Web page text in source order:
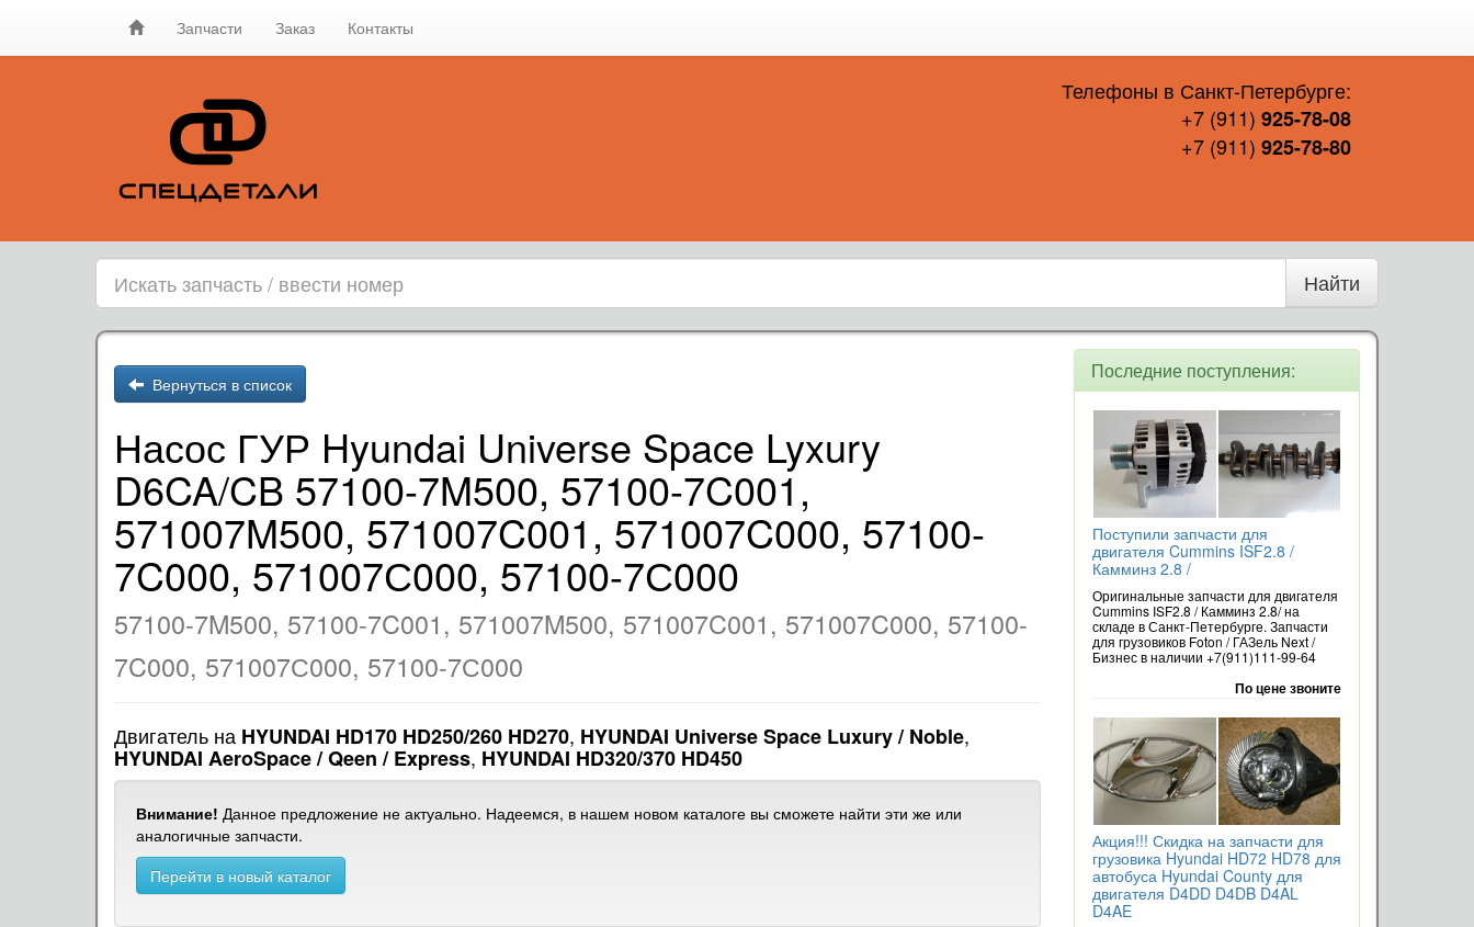
Запчасти Заказ Контакты
Телефоны в Санкт-Петербурге:
+7 (911) 925-78-08
+7 (911) 925-78-80
Найти
Вернуться в список
Насос ГУР Hyundai Universe Space Lyxury
D6CA/CB 57100-7M500, 57100-7C001,
571007M500, 571007C001, 571007C000, 57100-
7C000, 571007С000, 57100-7С000
57100-7M500, 57100-7C001, 571007M500, 571007C001, 571007C000, 57100-
7C000, 571007С000, 57100-7С000
Двигатель на HYUNDAI HD170 HD250/260 HD270, HYUNDAI Universe Space Luxury / Noble,
HYUNDAI AeroSpace / Qeen / Express, HYUNDAI HD320/370 HD450
Внимание! Данное предложение не актуально. Надеемся, в нашем новом каталоге вы сможете найти эти же или
аналогичные запчасти.
Перейти в новый каталог
Последние поступления:
Поступили запчасти для
двигателя Cummins ISF2.8 /
Камминз 2.8 /
Оригинальные запчасти для двигателя
Cummins ISF2.8 / Камминз 2.8/ на
складе в Санкт-Петербурге. Запчасти
для грузовиков Foton / ГАЗель Next /
Бизнес в наличии +7(911)111-99-64
По цене звоните
Акция!!! Скидка на запчасти для
грузовика Hyundai HD72 HD78 для
автобуса Hyundai County для
двигателя D4DD D4DB D4AL
D4AE